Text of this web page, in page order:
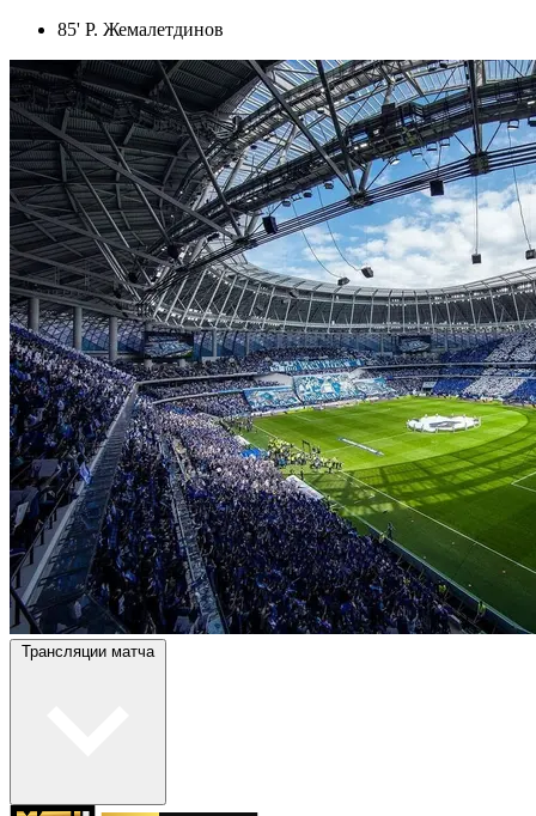
85' Р. Жемалетдинов
Трансляции матча